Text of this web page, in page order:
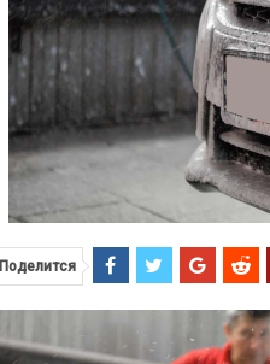
Поделится